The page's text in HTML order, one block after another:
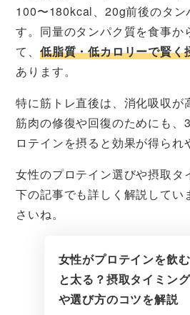
100〜180kcal、20g前後のタン
す。同量のタンパク質を食事か
て、 低脂質・低カロリーで賢く
あります。
特に筋トレ直後は、消化吸収が
筋肉の修復や回復のためにも、
ロテインを摂ると効果が得られ
女性のプロテイン選びや摂取タ
下の記事でも詳しく解説してい
さいね。
女性がプロテインを飲む
と太る？摂取タイミング
や選び方のコツを解説